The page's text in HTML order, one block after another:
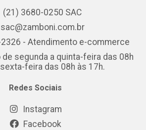
(21) 3680-0250 SAC
sac@zamboni.com.br
- Atendimento e-commerce
segunda a quinta-feira das 08h
feira das 08h às 17h.
Redes Sociais
Instagram
Facebook